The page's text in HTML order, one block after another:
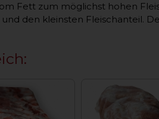
Fett zum möglichst hohen
den kleinsten Fleischanteil.